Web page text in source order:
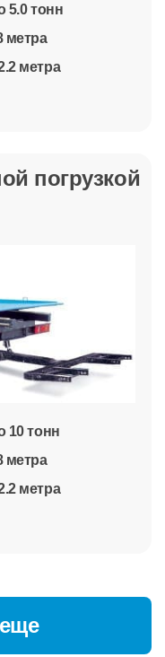
5.0 тонн
метра
метра
погрузкой
10 тонн
метра
метра